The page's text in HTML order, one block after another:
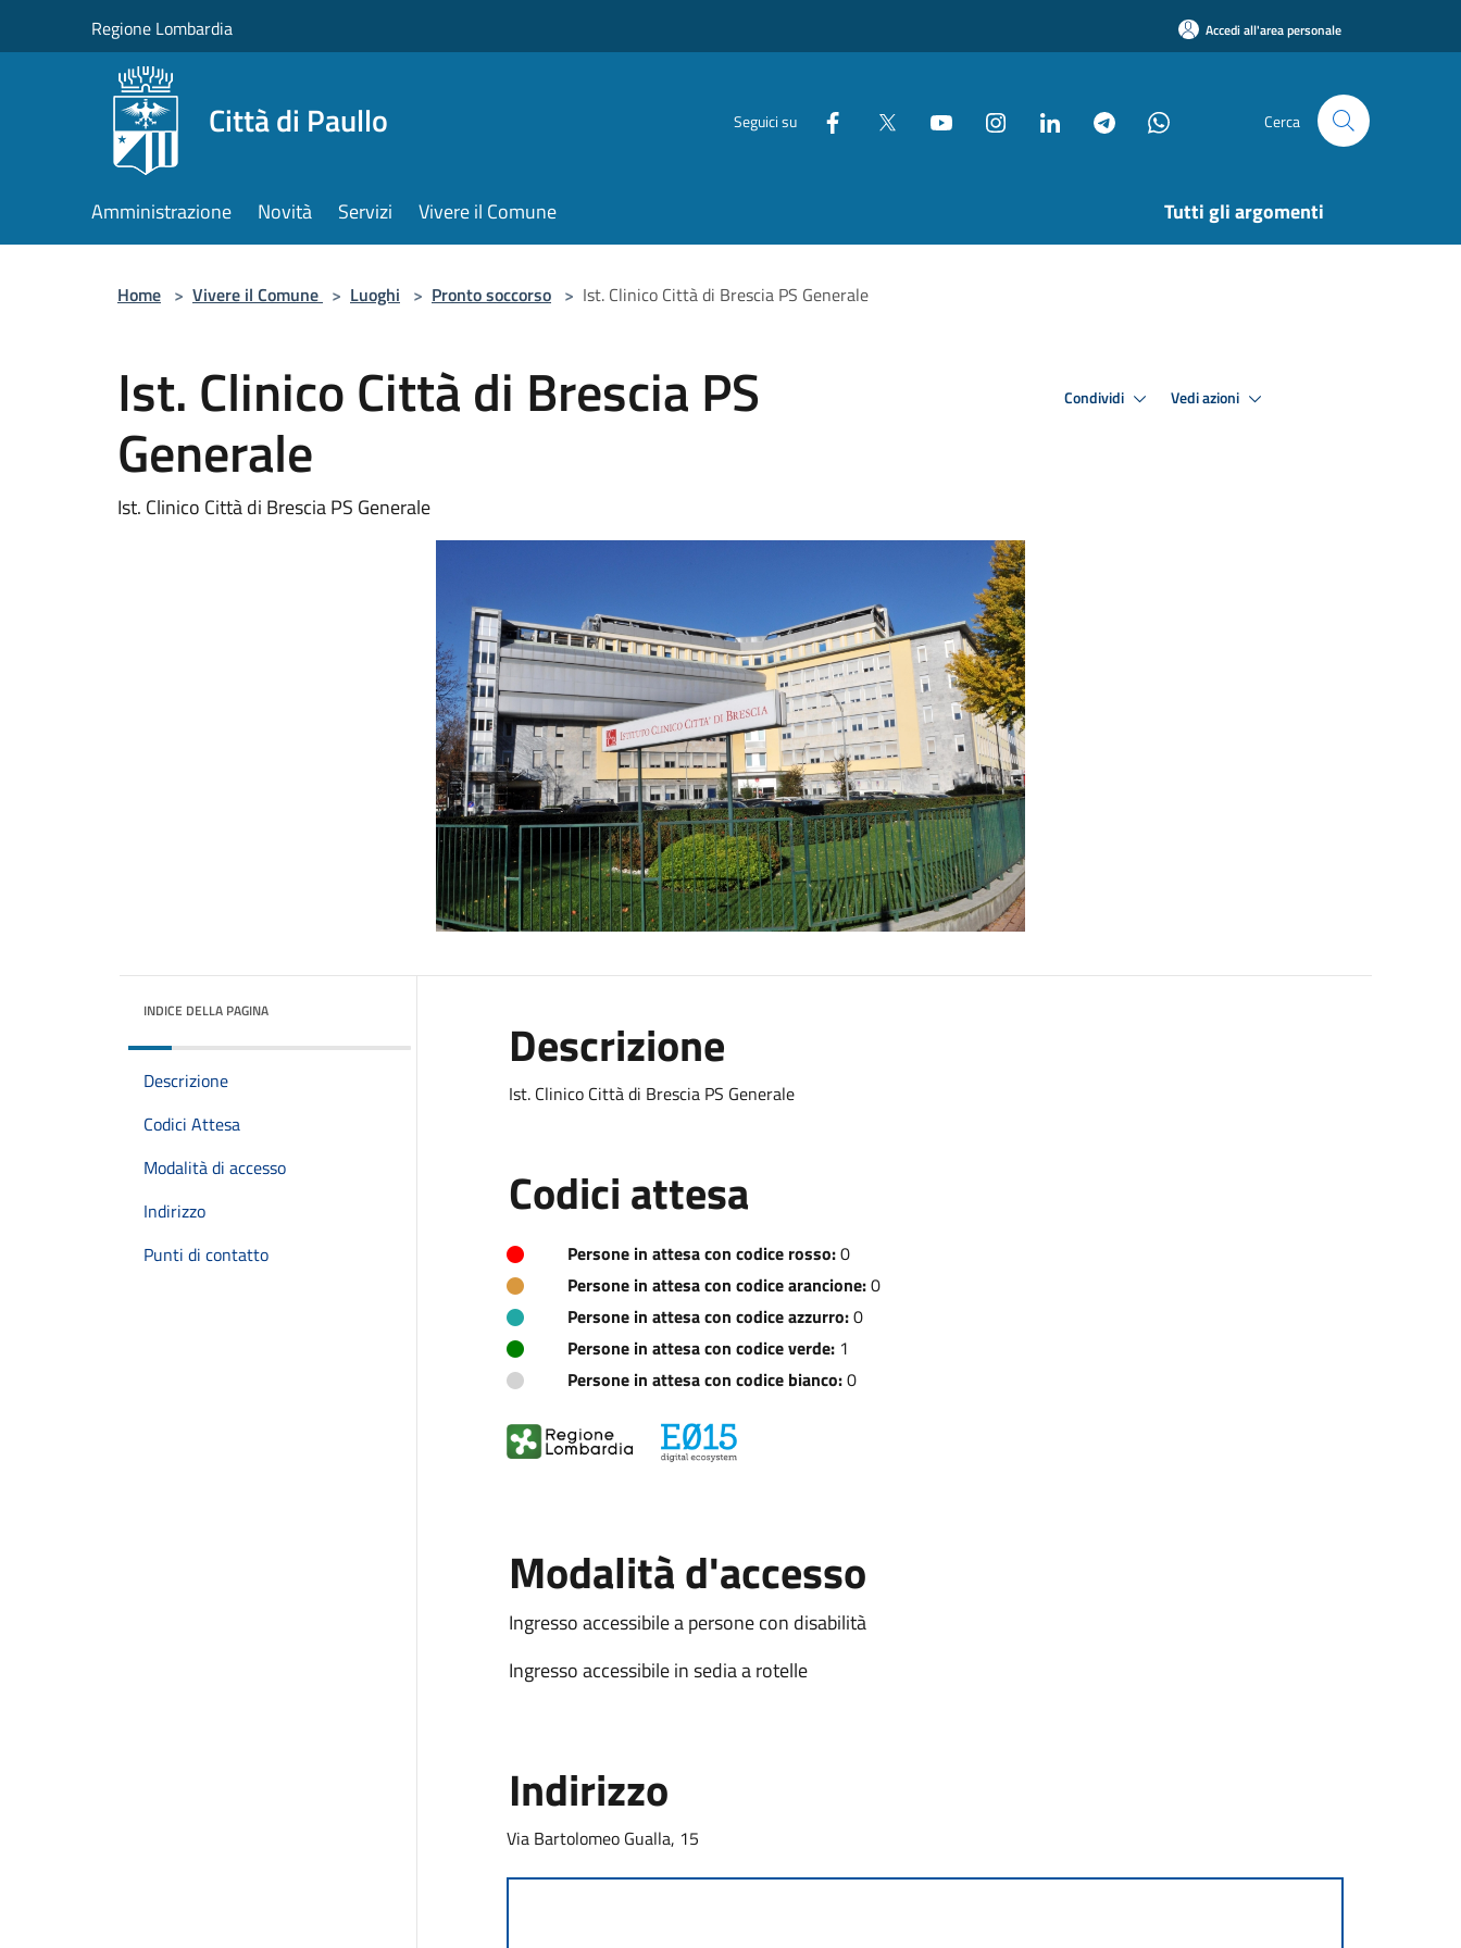
Regione Lombardia Accedi all'area personale
Città di Paullo Seguici su Cerca
Amministrazione Novità Servizi Vivere il Comune Tutti gli argomenti
Home > Vivere il Comune > Luoghi > Pronto soccorso > Ist. Clinico Città di Brescia PS Generale
Ist. Clinico Città di Brescia PS
Generale
Ist. Clinico Città di Brescia PS Generale
Condividi Vedi azioni
INDICE DELLA PAGINA
Descrizione
Codici Attesa
Modalità di accesso
Indirizzo
Punti di contatto
Descrizione
Ist. Clinico Città di Brescia PS Generale
Codici attesa
Persone in attesa con codice rosso:0
Persone in attesa con codice arancione:0
Persone in attesa con codice azzurro:0
Persone in attesa con codice verde:1
Persone in attesa con codice bianco:0
Modalità d'accesso
Ingresso accessibile a persone con disabilità
Ingresso accessibile in sedia a rotelle
Indirizzo
Via Bartolomeo Gualla, 15